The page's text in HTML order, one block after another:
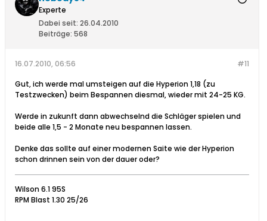
Experte
Dabei seit: 26.04.2010
Beiträge: 568
#11
16.07.2010, 06:56
Gut, ich werde mal umsteigen auf die Hyperion 1,18 (zu
Testzwecken) beim Bespannen diesmal, wieder mit 24-25 KG.
Werde in zukunft dann abwechselnd die Schläger spielen und
beide alle 1,5 - 2 Monate neu bespannen lassen.
Denke das sollte auf einer modernen Saite wie der Hyperion
schon drinnen sein von der dauer oder?
Wilson 6.1 95S
RPM Blast 1.30 25/26